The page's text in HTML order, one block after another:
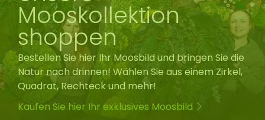
Mooskollektion
shoppen
Bestellen Sie hier Ihr Moosbild und bringen Sie die
Natur nach drinnen! Wählen Sie aus einem Zirkel,
Quadrat, Rechteck und mehr!
Kaufen Sie hier Ihr exklusives Moosbild